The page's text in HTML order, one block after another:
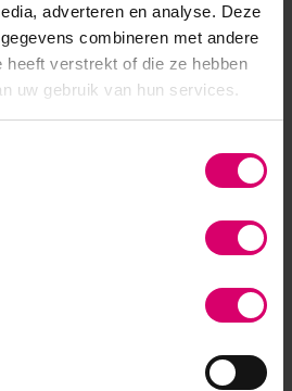
adverteren en analyse. Deze
combineren met andere
heeft verstrekt of die ze hebben
uw gebruik van hun services.